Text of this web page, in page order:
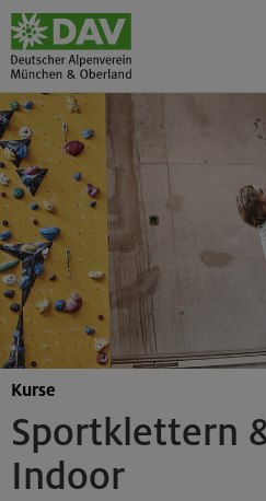
Sportklettern
Indoor
Kurse